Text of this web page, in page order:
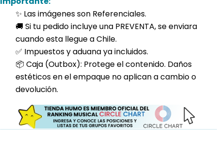
✨ Las imágenes son Referenciales.
🚚 Si tu pedido incluye una PREVENTA, se enviara
cuando esta llegue a Chile.
✅ Impuestos y aduana ya incluidos.
📦 Caja (Outbox): Protege el contenido. Daños
estéticos en el empaque no aplican a cambio o
devolución.